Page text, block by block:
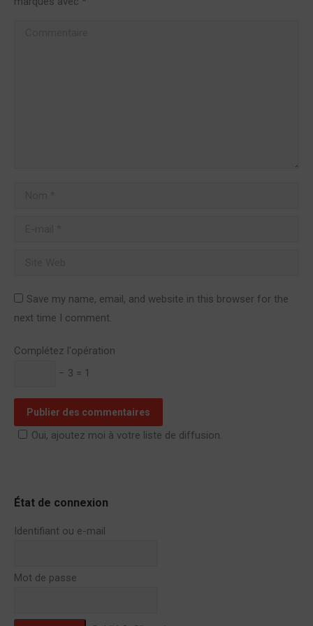
Save my name, email, and website in this browser for the
next time I comment.
Complétez l'opération
− 3 = 1
Publier des commentaires
Oui, ajoutez moi à votre liste de diffusion.
État de connexion
Identifiant ou e-mail
Mot de passe